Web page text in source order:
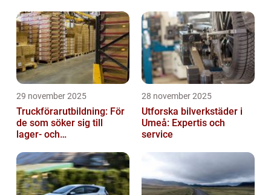
29 november 2025
Truckförarutbildning: För
de som söker sig till
lager- och
28 november 2025
Utforska bilverkstäder i
Umeå: Expertis och
service